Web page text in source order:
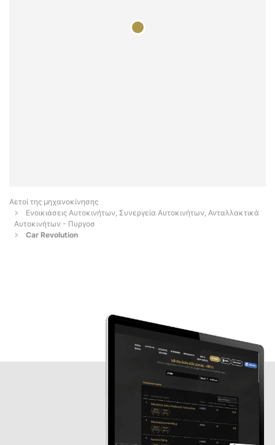
Αετοί της μηχανοκίνησης
Ενοικιάσεις Αυτοκινήτων, Συνεργεία Αυτοκινήτων, Ανταλλακτικά
Αυτοκινήτων - Πυργοσ
Car Revolution